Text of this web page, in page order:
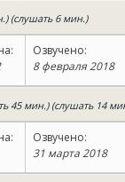
(слушать 6 мин.)
Озвучено:
8 февраля 2018
45 мин.) (слушать 14
Озвучено:
31 марта 2018